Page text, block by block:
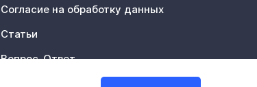
Согласие на обработку данных
Статьи
Вопрос-Ответ